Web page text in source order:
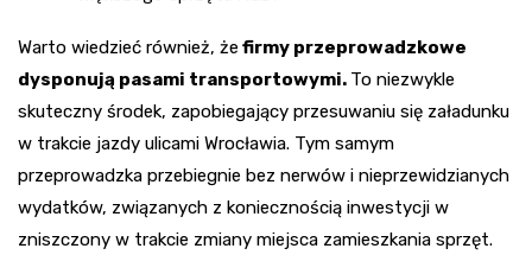
Warto wiedzieć również, że firmy przeprowadzkowe
dysponują pasami transportowymi. To niezwykle
skuteczny środek, zapobiegający przesuwaniu się załadunku
w trakcie jazdy ulicami Wrocławia. Tym samym
przeprowadzka przebiegnie bez nerwów i nieprzewidzianych
wydatków, związanych z koniecznością inwestycji w
zniszczony w trakcie zmiany miejsca zamieszkania sprzęt.